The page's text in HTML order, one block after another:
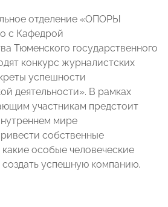
отделение «ОПОРЫ
с Кафедрой
Тюменского государственного
конкурс журналистских
успешности
деятельности». В рамках
участникам предстоит
мире
собственные
особые человеческие
создать успешную компанию.